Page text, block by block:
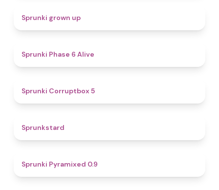
Sprunki grown up
Sprunki Phase 6 Alive
Sprunki Corruptbox 5
Sprunkstard
Sprunki Pyramixed 0.9